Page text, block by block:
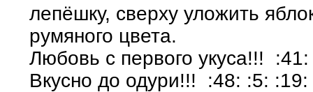
лепёшку, сверху уложить
румяного цвета.
Любовь с первого укуса!!! :41:
Вкусно до одури!!! :48: :5: :19: